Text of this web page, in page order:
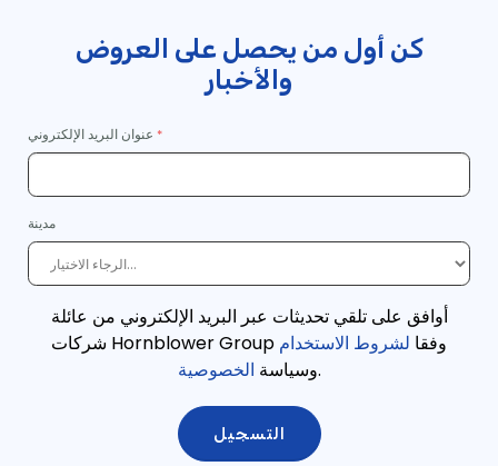
كن أول من يحصل على العروض
والأخبار
عنوان البريد الإلكتروني
أوافق على تلقي تحديثات عبر البريد الإلكتروني من عائلة
شركات Hornblower Group
وفقا لشروط الاستخدام
وسياسة الخصوصية .